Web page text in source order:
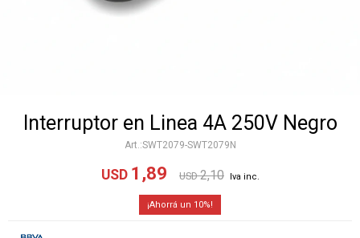
Interruptor en Linea 4A 250V Negro
SWT2079-SWT2079N
USD 1,89 USD 2,10
10